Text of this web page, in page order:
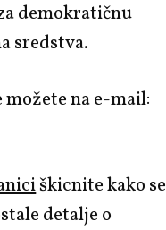
demokratičnu
sredstva.
na e-mail:
škicnite kako se
detalje o